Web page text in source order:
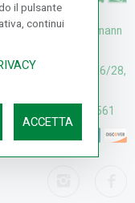
V. Senna 44/46, Osmann
CARRY: V. Senna 26/28,
Sesto F.no (FI)
(+39) 055374561
il pulsante
continui
ACCETTA